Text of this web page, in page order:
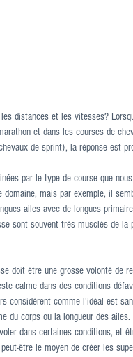
distances et les vitesses?
et dans les courses de
de sprint), la réponse est
par le type de course que
domaine, mais par exemple, il
ailes avec de longues
sont souvent très musclés de la
doit être une grosse volonté de
calme dans des conditions
considèrent comme l'idéal est
du corps ou la longueur des
dans certaines conditions, et
être le moyen de créer les